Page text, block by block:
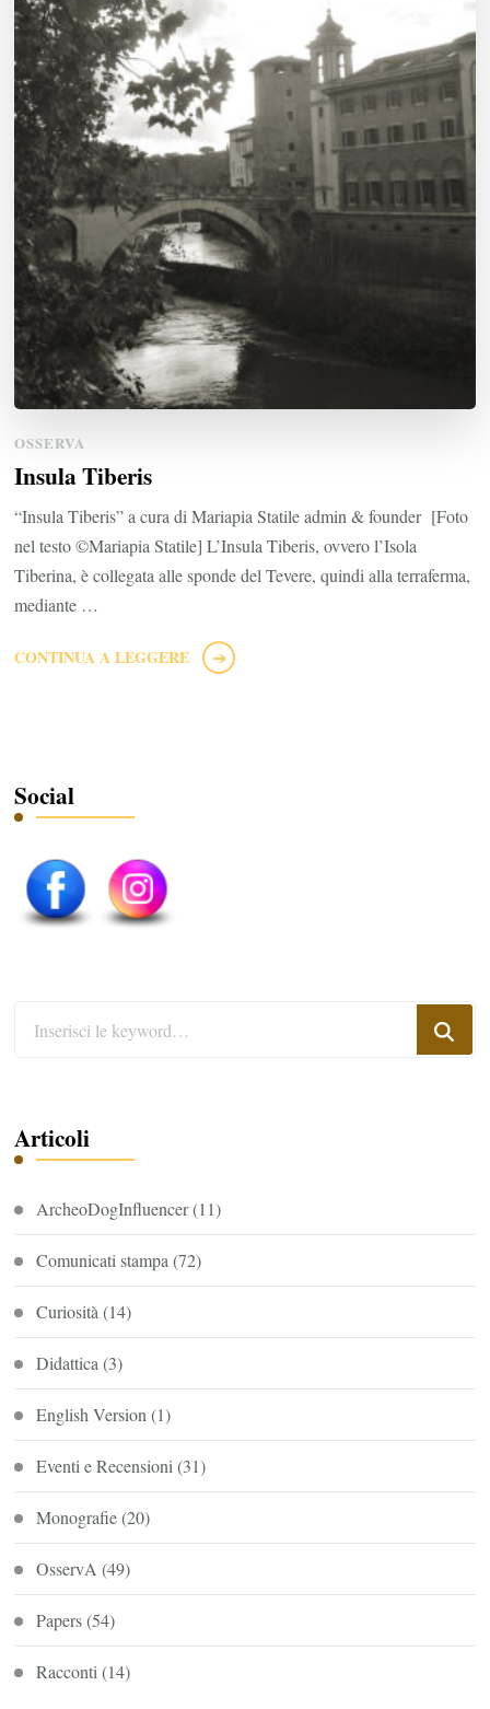
OSSERVA
Insula Tiberis
“Insula Tiberis” a cura di Mariapia Statile admin & founder [Foto
nel testo ©Mariapia Statile] L’Insula Tiberis, ovvero l’Isola
Tiberina, è collegata alle sponde del Tevere, quindi alla terraferma,
mediante …
CONTINUA A LEGGERE
Social
Articoli
ArcheoDogInfluencer(11)
Comunicati stampa (72)
Curiosità (14)
Didattica (3)
English Version (1)
Eventi e Recensioni (31)
Monografie(20)
OsservA (49)
Papers(54)
Racconti (14)